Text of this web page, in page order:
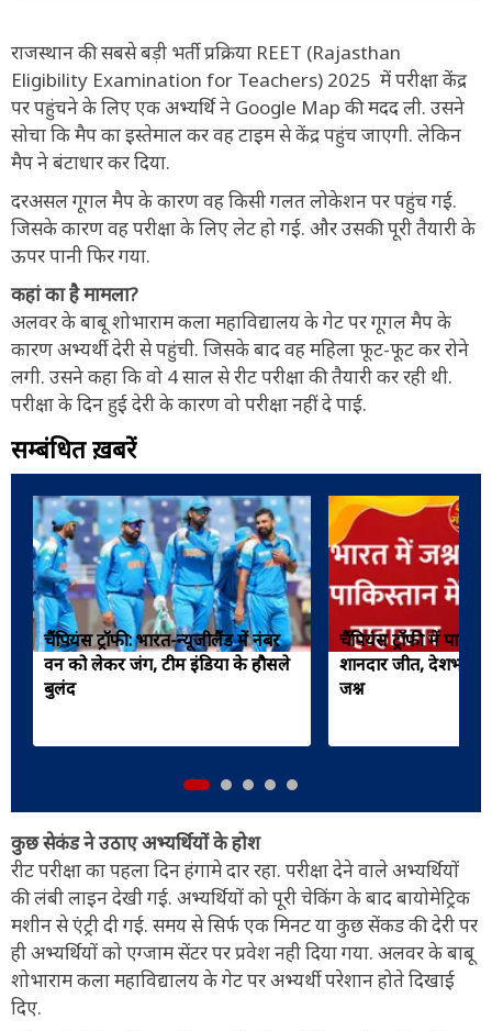
राजस्थान की सबसे बड़ी भर्ती प्रक्रिया REET (Rajasthan
Eligibility Examination for Teachers) 2025 में परीक्षा केंद्र
पर पहुंचने के लिए एक अभ्यर्थि ने Google Map की मदद ली. उसने
सोचा कि मैप का इस्तेमाल कर वह टाइम से केंद्र पहुंच जाएगी. लेकिन
मैप ने बंटाधार कर दिया.
दरअसल गूगल मैप के कारण वह किसी गलत लोकेशन पर पहुंच गई.
जिसके कारण वह परीक्षा के लिए लेट हो गई. और उसकी पूरी तैयारी के
ऊपर पानी फिर गया.
कहां का है मामला?
अलवर के बाबू शोभाराम कला महाविद्यालय के गेट पर गूगल मैप के
कारण अभ्यर्थी देरी से पहुंची. जिसके बाद वह महिला फूट-फूट कर रोने
लगी. उसने कहा कि वो 4 साल से रीट परीक्षा की तैयारी कर रही थी.
परीक्षा के दिन हुई देरी के कारण वो परीक्षा नहीं दे पाई.
सम्बंधित ख़बरें
चैंपियंस ट्रॉफी: भारत-न्यूजीलैंड में नंबर
वन को लेकर जंग, टीम इंडिया के हौसले
बुलंद
चैंपियंस ट्रॉफी में
शानदार जीत, देशभर में
जश्न
कुछ सेकंड ने उठाए अभ्यर्थियों के होश
रीट परीक्षा का पहला दिन हंगामे दार रहा. परीक्षा देने वाले अभ्यर्थियों
की लंबी लाइन देखी गई. अभ्यर्थियों को पूरी चेकिंग के बाद बायोमेट्रिक
मशीन से एंट्री दी गई. समय से सिर्फ एक मिनट या कुछ सेंकड की देरी पर
ही अभ्यर्थियों को एग्जाम सेंटर पर प्रवेश नही दिया गया. अलवर के बाबू
शोभाराम कला महाविद्यालय के गेट पर अभ्यर्थी परेशान होते दिखाई
दिए.